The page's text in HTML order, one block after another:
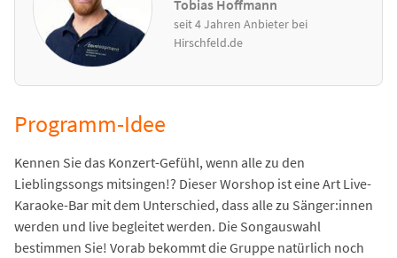
Tobias Hoffmann
seit 4 Jahren Anbieter bei
Hirschfeld.de
Programm-Idee
Kennen Sie das Konzert-Gefühl, wenn alle zu den
Lieblingssongs mitsingen!? Dieser Worshop ist eine Art Live-
Karaoke-Bar mit dem Unterschied, dass alle zu Sänger:innen
werden und live begleitet werden. Die Songauswahl
bestimmen Sie! Vorab bekommt die Gruppe natürlich noch